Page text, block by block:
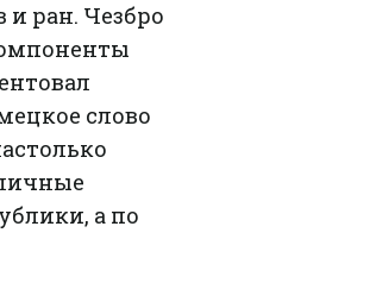
ран. Чезбро
слово
а по